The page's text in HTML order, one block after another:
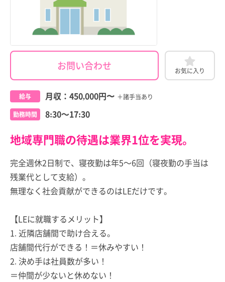
お問い合わせ お気に入り
給与 月収： 450,000円〜 ＋諸手当あり
勤務時間 8:30～17:30
地域専門職の待遇は業界1位を実現。
完全週休2日制で、寝夜勤は年5～6回（寝夜勤の手当は
残業代として支給）。
無理なく社会貢献ができるのはLEだけです。
【LEに就職するメリット】
1. 近隣店舗間で助け合える。
店舗間代行ができる！＝休みやすい！
2. 決め手は社員数が多い！
＝仲間が少ないと休めない！